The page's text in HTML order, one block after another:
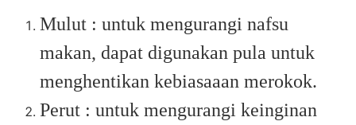
Mulut : untuk mengurangi nafsu
makan, dapat digunakan pula untuk
menghentikan kebiasaaan merokok.
Perut : untuk mengurangi keinginan